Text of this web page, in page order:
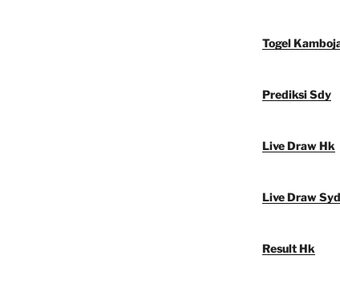
Togel
Prediksi Sdy
Live Draw Hk
Live Draw
Result Hk